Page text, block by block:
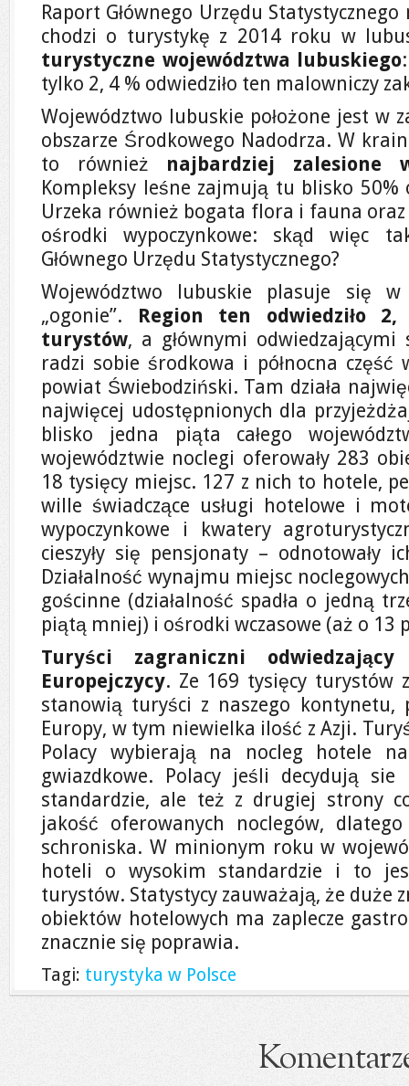
Raport Głównego Urzędu
chodzi o turystykę z 2014 roku w
turystyczne województwa lubuskiego
tylko 2, 4 % odwiedziło ten malowniczy
Województwo lubuskie położone jest w
obszarze Środkowego Nadodrza. W
to również najbardziej zalesione
Kompleksy leśne zajmują tu blisko
Urzeka również bogata flora i fauna
ośrodki wypoczynkowe: skąd więc
Głównego Urzędu Statystycznego?
Województwo lubuskie plasuje się w
„ogonie”. Region ten odwiedziło
turystów, a głównymi
radzi sobie środkowa i północna część
powiat Świebodziński. Tam działa
najwięcej udostępnionych dla
blisko jedna piąta całego
województwie noclegi oferowały 283
18 tysięcy miejsc. 127 z nich to hotele,
wille świadczące usługi hotelowe i
wypoczynkowe i kwatery
cieszyły się pensjonaty – odnotowały
Działalność wynajmu miejsc
gościnne (działalność spadła o jedną
piątą mniej) i ośrodki wczasowe (aż o 13
Turyści zagraniczni
Europejczycy. Ze 169 tysięcy turystów
stanowią turyści z naszego kontynetu,
Europy, w tym niewielka ilość z Azji.
Polacy wybierają na nocleg hotele
gwiazdkowe. Polacy jeśli decydują
standardzie, ale też z drugiej strony
jakość oferowanych noclegów,
schroniska. W minionym roku w
hoteli o wysokim standardzie i to
turystów. Statystycy zauważają, że duże
obiektów hotelowych ma zaplecze
znacznie się poprawia.
Tagi: turystyka w Polsce